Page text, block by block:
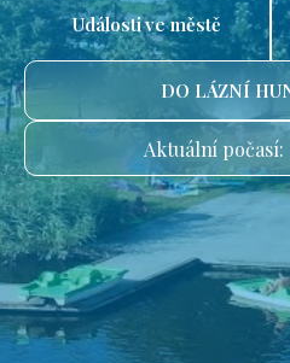
Události ve městě
DO LÁZNÍ
Aktuální počasí: